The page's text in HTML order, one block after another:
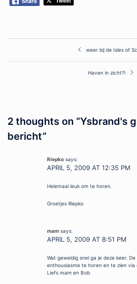
navigation
weer bij de Isles of
Haven in zicht?!
2 thoughts on “Ysbrand's
bericht”
Riepko says:
APRIL 5, 2009 AT 12:35 PM
Helemaal leuk om te horen.
Groetjes Riepko
mam says:
APRIL 5, 2009 AT 8:51 PM
Wat geweldig snel ga je deze keer.
enthousiasme te horen en te zien via
Liefs mam en Bob